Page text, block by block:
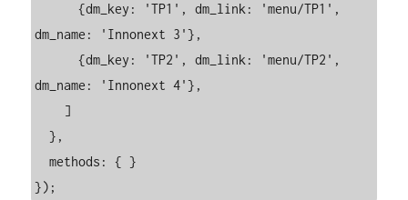
      {dm_key: 'TP1', dm_link: 'menu/TP1',
dm_name: 'Innonext 3'},
      {dm_key: 'TP2', dm_link: 'menu/TP2',
dm_name: 'Innonext 4'},
  },
  methods: { }
});